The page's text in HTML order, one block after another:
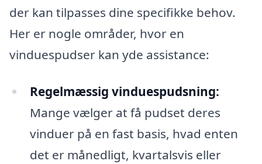
der kan tilpasses dine specifikke behov.
Her er nogle områder, hvor en
vinduespudser kan yde assistance:
Regelmæssig vinduespudsning:
Mange vælger at få pudset deres
vinduer på en fast basis, hvad enten
det er månedligt, kvartalsvis eller